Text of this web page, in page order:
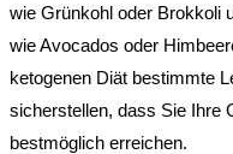
wie Grünkohl oder Brokkoli
wie Avocados oder
ketogenen Diät bestimmte
sicherstellen, dass Sie Ihre
bestmöglich erreichen.